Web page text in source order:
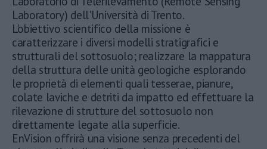
Laboratory) dell'Università di Trento.
L'obiettivo scientifico della missione è
caratterizzare i diversi modelli stratigrafici e
strutturali del sottosuolo; realizzare la mappatura
della struttura delle unità geologiche esplorando
le proprietà di elementi quali tesserae, pianure,
colate laviche e detriti da impatto ed effettuare la
rilevazione di strutture del sottosuolo non
direttamente legate alla superficie.
EnVision offrirà una visione senza precedenti del